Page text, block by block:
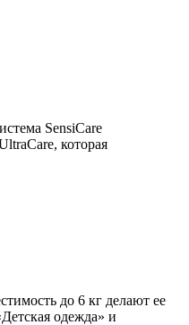
SensiCare
которая
до 6 кг делают ее
одежда» и